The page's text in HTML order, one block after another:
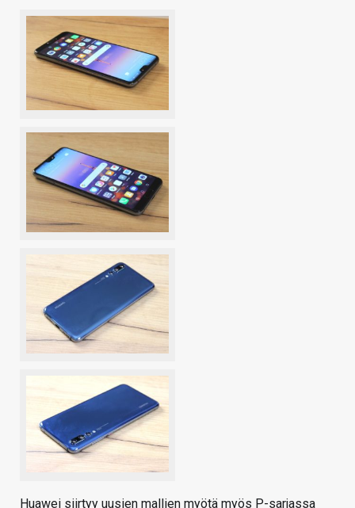
Huawei siirtyy uusien mallien myötä myös P-sarjassa